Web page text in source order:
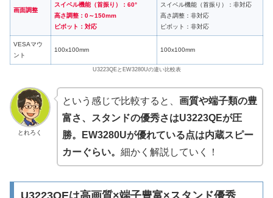
画面調整
スイベル機能（首振り）：60°
高さ調整：0～150mm
ピボット：対応
スイベル機能（首振り）：非対応
高さ調整：非対応
ピボット：非対応
VESAマウ
ント
100x100mm 100x100mm
U3223QEとEW3280Uの違い比較表
とれろく
という感じで比較すると、 画質や端子類の豊
富さ、スタンドの優秀さはU3223QEが圧
勝。EW3280Uが優れている点は内蔵スピー
カーぐらい。 細かく解説していく！
U3223QEは高画質×端子豊富×スタンド優秀